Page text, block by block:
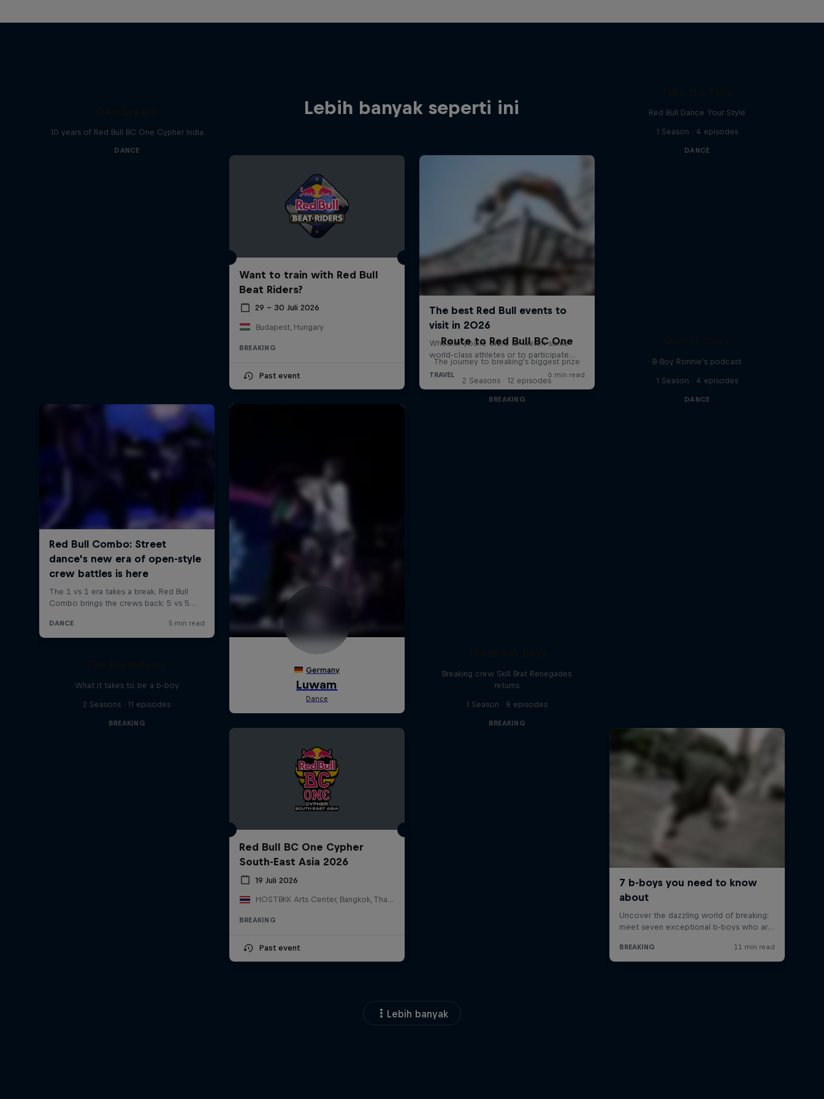
Lebih banyak seperti ini
10 years of Red Bull BC One Cypher India
DANCE
Want to train with Red Bull
Beat Riders?
29 – 30 Juli 2026
Budapest, Hungary
BREAKING
Past event
Red Bull Dance Your Style
1 Season · 4 episodes
DANCE
Route to Red Bull BC One
The journey to breaking's biggest prize
2 Seasons · 12 episodes
BREAKING
B-Boy Ronnie's podcast
1 Season · 4 episodes
DANCE
What it takes to be a b-boy
2 Seasons · 11 episodes
BREAKING
Red Bull BC One Cypher
South-East Asia 2026
19 Juli 2026
HOSTBKK Arts Center, Bangkok, Thailand
BREAKING
Past event
Breaking crew Skill Brat Renegades
returns
1 Season · 8 episodes
BREAKING
Lebih banyak